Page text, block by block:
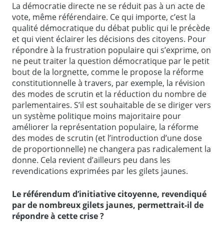
La démocratie directe ne se réduit pas à un acte de
vote, même référendaire. Ce qui importe, c’est la
qualité démocratique du débat public qui le précède
et qui vient éclairer les décisions des citoyens. Pour
répondre à la frustration populaire qui s’exprime, on
ne peut traiter la question démocratique par le petit
bout de la lorgnette, comme le propose la réforme
constitutionnelle à travers, par exemple, la révision
des modes de scrutin et la réduction du nombre de
parlementaires. S’il est souhaitable de se diriger vers
un système politique moins majoritaire pour
améliorer la représentation populaire, la réforme
des modes de scrutin (et l’introduction d’une dose
de proportionnelle) ne changera pas radicalement la
donne. Cela revient d’ailleurs peu dans les
revendications exprimées par les gilets jaunes.
Le référendum d’initiative citoyenne, revendiqué
par de nombreux gilets jaunes, permettrait-il de
répondre à cette crise ?